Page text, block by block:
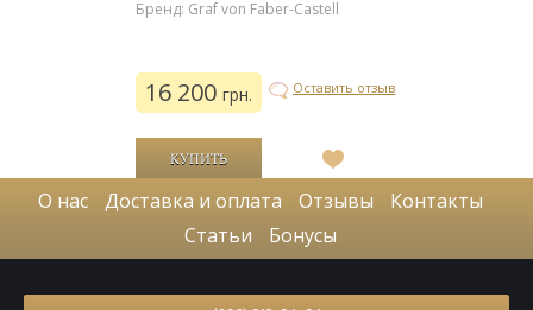
Бренд: Graf von Faber-Castell
16 200 грн. Оставить отзыв
В
список
желаний
О нас Доставка и оплата Отзывы
Контакты
Статьи
Бонусы